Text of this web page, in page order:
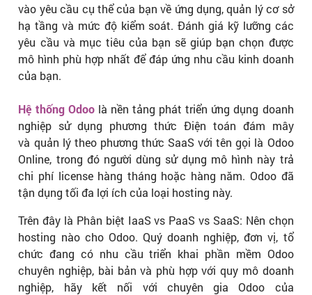
vào yêu cầu cụ thể của bạn về ứng dụng, quản lý cơ sở
hạ tầng và mức độ kiểm soát. Đánh giá kỹ lưỡng các
yêu cầu và mục tiêu của bạn sẽ giúp bạn chọn được
mô hình phù hợp nhất để đáp ứng nhu cầu kinh doanh
của bạn.
Hệ thống Odoolà nền tảng phát triển ứng dụng doanh
nghiệp sử dụng phương thức Điện toán đám mây
và quản lý theo phương thức SaaS với tên gọi là Odoo
Online, trong đó người dùng sử dụng mô hình này trả
chi phí license hàng tháng hoặc hàng năm. Odoo đã
tận dụng tối đa lợi ích của loại hosting này.
Trên đây là Phân biệt IaaS vs PaaS vs SaaS: Nên chọn
hosting nào cho Odoo. Quý doanh nghiệp, đơn vị, tổ
chức đang có nhu cầu triển khai phần mềm Odoo
chuyên nghiệp, bài bản và phù hợp với quy mô doanh
nghiệp, hãy kết nối với chuyên gia Odoo của